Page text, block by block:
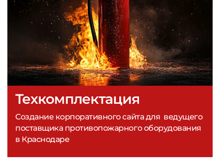
Техкомплектация
Создание корпоративного сайта для ведущего
поставщика противопожарного оборудования
в Краснодаре